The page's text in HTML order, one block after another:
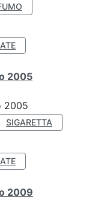
2005
2005
SIGARETTA
2009